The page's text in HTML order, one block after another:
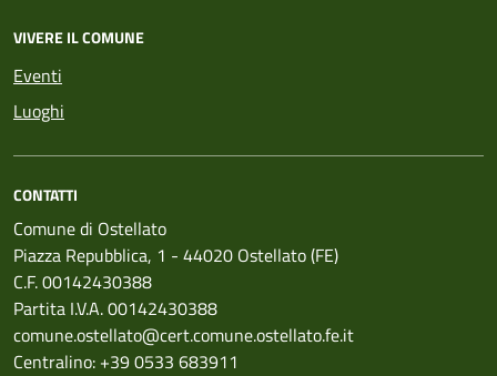
VIVERE IL COMUNE
Eventi
Luoghi
CONTATTI
Comune di Ostellato
Piazza Repubblica, 1 - 44020 Ostellato (FE)
C.F. 00142430388
Partita I.V.A. 00142430388
comune.ostellato@cert.comune.ostellato.fe.it
Centralino: +39 0533 683911